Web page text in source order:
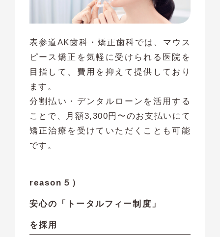
表参道AK歯科・矯正歯科では、マウス
ピース矯正を気軽に受けられる医院を
目指して、費用を抑えて提供しており
ます。
分割払い・デンタルローンを活用する
ことで、月額3,300円〜のお支払いにて
矯正治療を受けていただくことも可能
です。
reason５）
安心の「トータルフィー制度」
を採用